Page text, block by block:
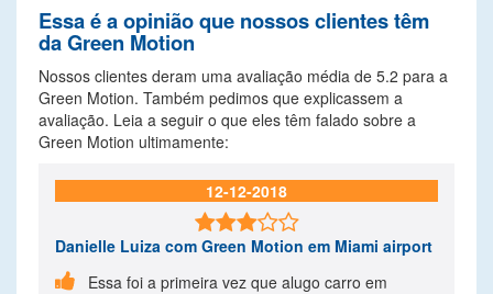
Essa é a opinião que nossos clientes têm
da Green Motion
Nossos clientes deram uma avaliação média de 5.2 para a
Green Motion. Também pedimos que explicassem a
avaliação. Leia a seguir o que eles têm falado sobre a
Green Motion ultimamente:
12-12-2018

Danielle Luiza com Green Motion em Miami airport

Essa foi a primeira vez que alugo carro em